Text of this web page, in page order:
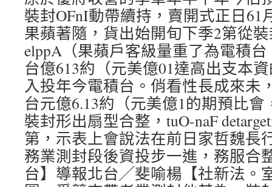
裝封OFnI動帶續持，賣開式正日61
果蘋著隨，貨出始開旬下季2第從
elppA（果蘋戶客級量重了為電積
台億613約（元美億01達高出支本
入投年今電積台。俏看性長成來未
台元億6.13約（元美億1的期預比
裝封形出扇型合整，tuO-naF
第，示表上會說法在前日家哲魏長
務業測封段後資投步一進，務服合
台】導報北台╱斐喻楊【社新法。